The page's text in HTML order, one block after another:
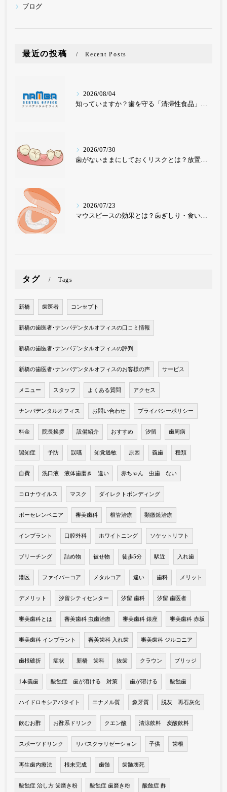
ブログ
最近の投稿 Recent Posts
2026/08/04
知っていますか？歯を守る「清掃性食品」と要注意の「停滞性食品」
2026/07/30
歯がないままにしておくリスクとは？放置が招く深刻な影響を歯科医が解説【東京・ナンバデンタルオフィス】
2026/07/23
マウスピースの効果とは？歯ぎしり・食いしばり・歯並び改善まで｜東京のナンバデンタルオフィスが徹底解説
タグ Tags
新橋 歯医者 コンセプト
新橋の歯医者･ナンバデンタルオフィスの口コミ情報
新橋の歯医者･ナンバデンタルオフィスの評判
新橋の歯医者･ナンバデンタルオフィスのお客様の声 サービス
メニュー スタッフ よくある質問 アクセス
ナンバデンタルオフィス お問い合わせ プライバシーポリシー
料金 院長挨拶 設備紹介 おすすめ 汐留 歯周病
認知症 予防 誤嚥 知覚過敏 原因 義歯 種類
自費 洗口液 液体歯磨き 違い 赤ちゃん 虫歯 ない
コロナウイルス マスク ダイレクトボンディング
ポーセレンベニア 審美歯科 根管治療 顕微鏡治療
インプラント 口腔外科 ホワイトニング ソケットリフト
ブリーチング 詰め物 被せ物 徒歩5分 駅近 入れ歯
港区 ファイバーコア メタルコア 違い 歯科 メリット
デメリット 汐留シティセンター 汐留 歯科 汐留 歯医者
審美歯科とは 審美歯科 虫歯治療 審美歯科 銀座 審美歯科 赤坂
審美歯科 インプラント 審美歯科 入れ歯 審美歯科 ジルコニア
歯根破折 症状 新橋 歯科 抜歯 クラウン ブリッジ
1本義歯 酸蝕症 歯が溶ける 対策 歯が溶ける 酸蝕歯
ハイドロキシアパタイト エナメル質 象牙質 脱灰 再石灰化
飲むお酢 お酢系ドリンク クエン酸 清涼飲料 炭酸飲料
スポーツドリンク リバスクラリゼーション 子供 歯根
再生歯内療法 根未完成 歯髄 歯髄壊死
酸蝕症 治し方 歯磨き粉 酸蝕症 歯磨き粉 酸蝕症 酢